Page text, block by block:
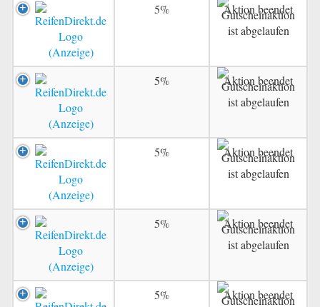
5% Aktion beendet
5% Aktion beendet
5% Aktion beendet
5% Aktion beendet
5% Aktion beendet